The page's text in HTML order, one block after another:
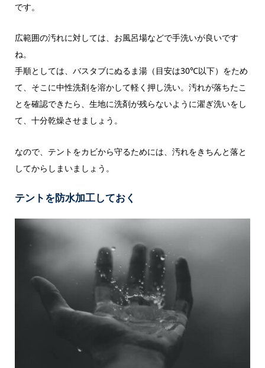
です。
広範囲の汚れに対しては、お風呂場などで手洗いが良いです
ね。
手順としては、バスタブにぬるま湯（目安は30℃以下）をため
て、そこに中性洗剤を溶かして軽く押し洗い。汚れが落ちたこ
とを確認できたら、生地に洗剤が残らないように濯ぎ洗いをし
て、十分乾燥させましょう。
なので、テントをカビから守るためには、汚れをきちんと落と
してからしまいましょう。
テントを防水加工しておく